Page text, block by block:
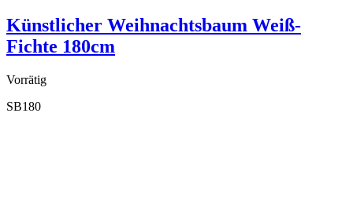
Künstlicher Weihnachtsbaum Weiß-
Fichte 180cm
Vorrätig
SB180